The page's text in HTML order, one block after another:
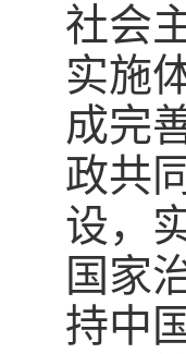
社会
实施
成完
政共
设，
国家
持中